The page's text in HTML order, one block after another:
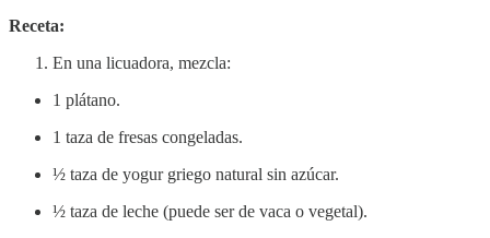
Receta:
En una licuadora, mezcla:
1 plátano.
1 taza de fresas congeladas.
½ taza de yogur griego natural sin azúcar.
½ taza de leche (puede ser de vaca o vegetal).